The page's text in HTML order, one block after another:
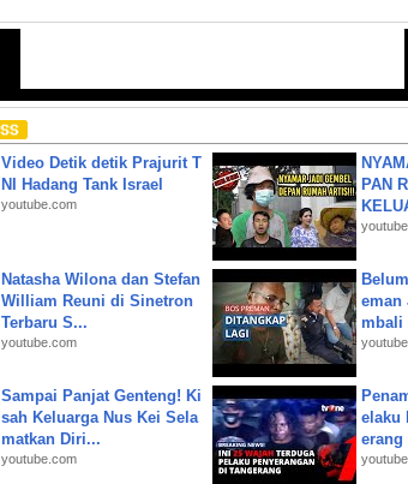
Video Detik detik Prajurit T
NI Hadang Tank Israel
youtube.com
PAN
Natasha Wilona dan Stefan
William Reuni di Sinetron
Terbaru S...
youtube.com
eman
mbali
Sampai Panjat Genteng! Ki
sah Keluarga Nus Kei Sela
matkan Diri...
youtube.com
elaku
erang